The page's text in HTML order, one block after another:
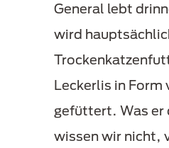
General lebt
wird
Leckerlis in
gefüttert. Was er
wissen wir nicht,